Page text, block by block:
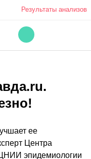
Результаты анализов
ее
Центра
эпидемиологии